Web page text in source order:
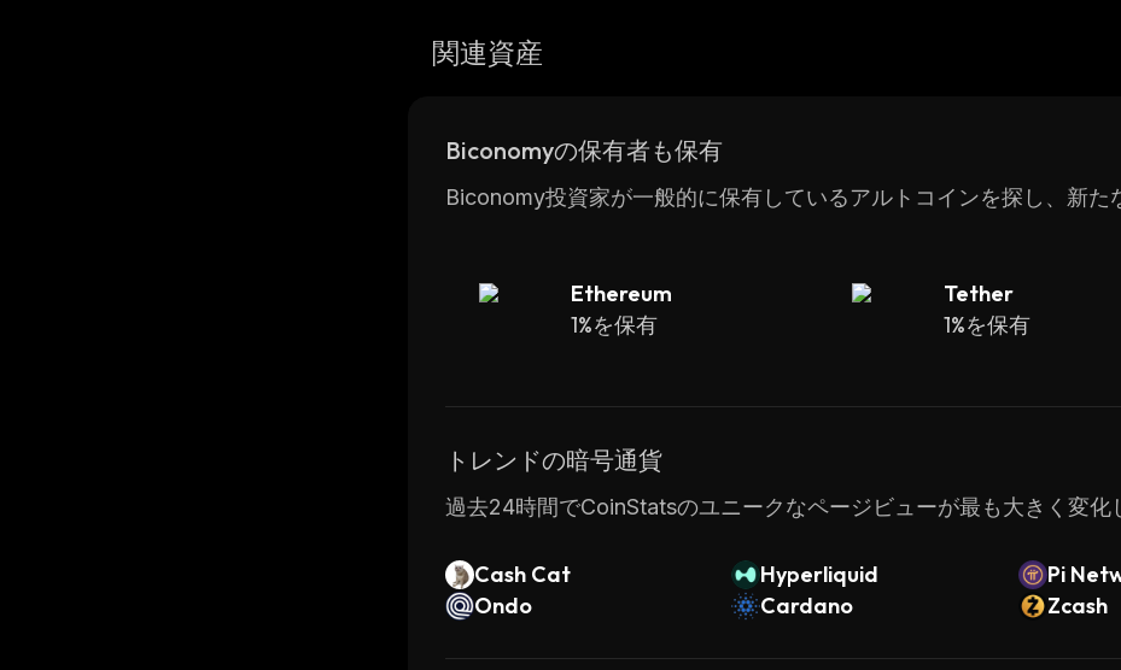
関連資産
Biconomyの保有者も保有
Biconomy投資家が一般的に保有しているアルトコインを探し、新た
Ethereum
1%を保有
Tether
1%を保有
トレンドの暗号通貨
過去24時間でCoinStatsのユニークなページビューが最も大きく変化
Cash Cat Hyperliquid Pi
Ondo
Cardano Zcash